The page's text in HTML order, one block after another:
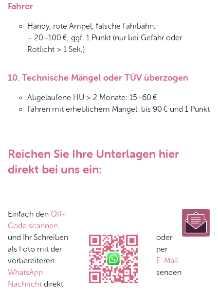
Fahrer
Handy, rote Ampel, falsche Fahrbahn:
– 20–100 €, ggf. 1 Punkt (nur bei Gefahr oder
Rotlicht > 1 Sek.)
10. Technische Mängel oder TÜV überzogen
Abgelaufene HU > 2 Monate: 15–60 €
Fahren mit erheblichem Mangel: bis 90 € und 1 Punkt
Reichen Sie Ihre Unterlagen hier
direkt bei uns ein:
Einfach den QR-
Code scannen
und Ihr Schreiben
als Foto mit der
vorbereiteren
WhatsApp
Nachricht direkt
oder
per
E-Mail
senden